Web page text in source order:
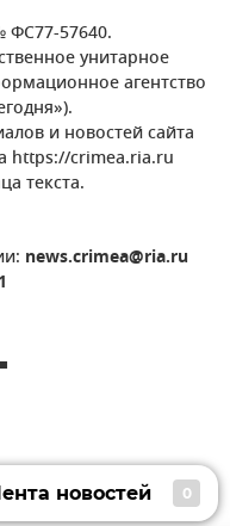
ФС77-57640.
унитарное
агентство
и новостей сайта
https://crimea.ria.ru
текста.
news.crimea@ria.ru
новостей 0